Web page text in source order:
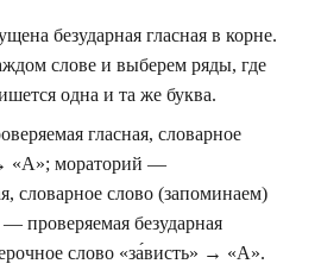
безударная гласная в корне.
слове и выберем ряды, где
одна и та же буква.
гласная, словарное
«А»; мораторий —
словарное слово (запоминаем)
проверяемая безударная
слово «за́висть» → «А».